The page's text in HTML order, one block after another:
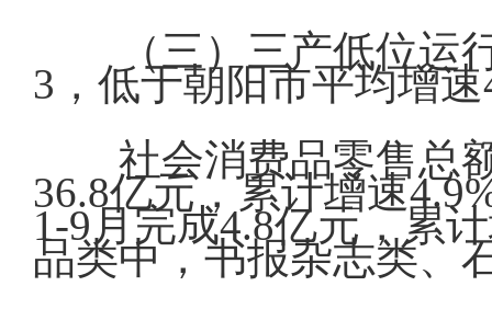
（三）三产低位
3，低于朝阳市平均增
社会消费品零售总
36.8亿元，累计增速
1-9月完成4.8亿元，累
品类中，书报杂志类、